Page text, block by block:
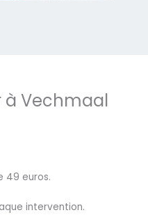
à Vechmaal
49 euros.
intervention.